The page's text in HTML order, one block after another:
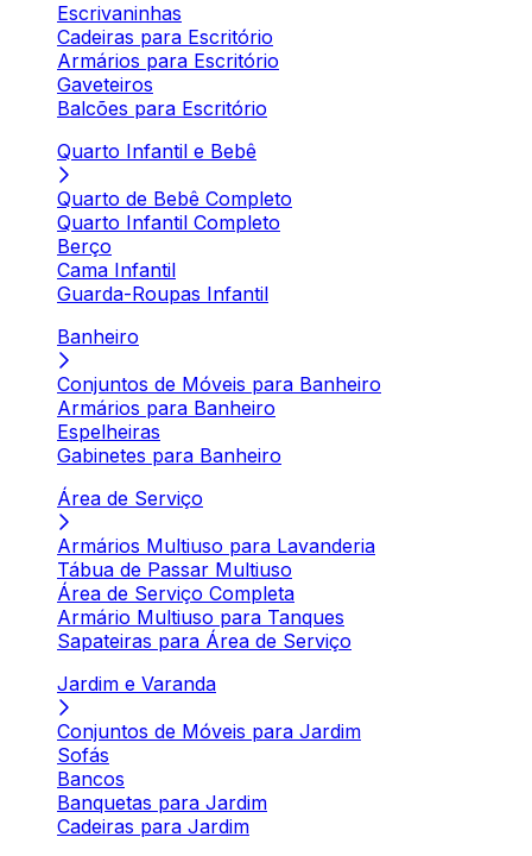
Escrivaninhas
Cadeiras para Escritório
Armários para Escritório
Gaveteiros
Balcões para Escritório
Quarto Infantil e Bebê
Quarto de Bebê Completo
Quarto Infantil Completo
Berço
Cama Infantil
Guarda-Roupas Infantil
Banheiro
Conjuntos de Móveis para Banheiro
Armários para Banheiro
Espelheiras
Gabinetes para Banheiro
Área de Serviço
Armários Multiuso para Lavanderia
Tábua de Passar Multiuso
Área de Serviço Completa
Armário Multiuso para Tanques
Sapateiras para Área de Serviço
Jardim e Varanda
Conjuntos de Móveis para Jardim
Sofás
Bancos
Banquetas para Jardim
Cadeiras para Jardim